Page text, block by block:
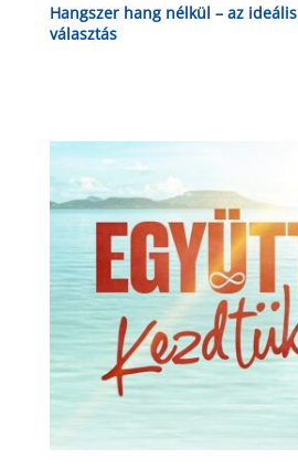
Hangszer hang nélkül – az ideális
választás